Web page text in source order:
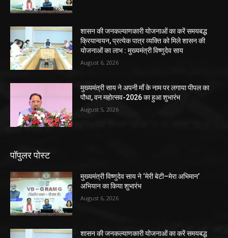
शासन की जनकल्याणकारी योजनाओं का करें समयबद्ध
क्रियान्वयन, प्रत्येक पात्र व्यक्ति को मिले शासन की
योजनाओं का लाभ : मुख्यमंत्री विष्णुदेव साय
August 6, 2026
मुख्यमंत्री साय ने अपनी माँ के नाम पर लगाया पीपल का
पौधा, वन महोत्सव-2026 का हुआ शुभारंभ
August 5, 2026
पॉपुलर पोस्ट
मुख्यमंत्री विष्णुदेव साय ने ‘मेरी बेटी–मेरा अभिमान’
अभियान का किया शुभारंभ
August 6, 2026
शासन की जनकल्याणकारी योजनाओं का करें समयबद्ध